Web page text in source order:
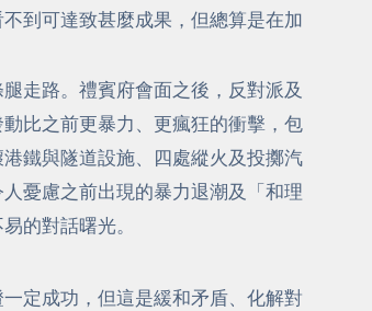
到可達致甚麼成果，但總算是在加
走路。禮賓府會面之後，反對派及
比之前更暴力、更瘋狂的衝擊，包
鐵與隧道設施、四處縱火及投擲汽
憂慮之前出現的暴力退潮及「和理
的對話曙光。
定成功，但這是緩和矛盾、化解對